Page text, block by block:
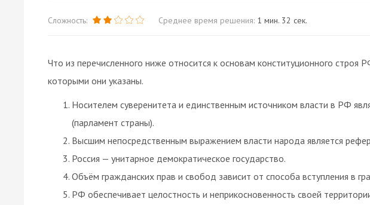
Сложность: Среднее время решения: 1 мин. 32 сек.
Что из перечисленного ниже относится к основам конституционного строя
которыми они указаны.
Носителем суверенитета и единственным источником власти в РФ
(парламент страны).
Высшим непосредственным выражением власти народа является
Россия — унитарное демократическое государство.
Объём гражданских прав и свобод зависит от способа вступления в
РФ обеспечивает целостность и неприкосновенность своей